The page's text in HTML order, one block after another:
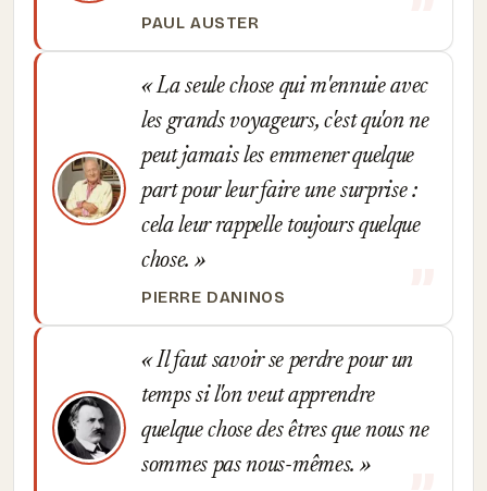
PAUL AUSTER
La seule chose qui m'ennuie avec
les grands voyageurs, c'est qu'on ne
peut jamais les emmener quelque
part pour leur faire une surprise :
cela leur rappelle toujours quelque
chose.
PIERRE DANINOS
Il faut savoir se perdre pour un
temps si l'on veut apprendre
quelque chose des êtres que nous ne
sommes pas nous-mêmes.